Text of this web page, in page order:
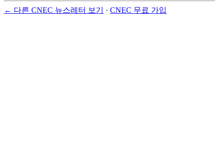
← 다른 CNEC 뉴스레터 보기 · CNEC 무료 가입